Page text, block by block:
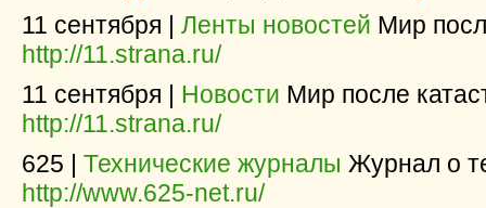
11 сентября | Ленты новостей Мир
http://11.strana.ru/
11 сентября | Новости Мир после
http://11.strana.ru/
625 | Технические журналы Журнал о
http://www.625-net.ru/